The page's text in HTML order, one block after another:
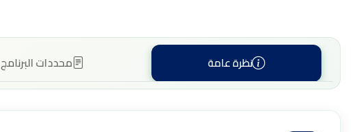
نظرة عامة محددات البرنامج